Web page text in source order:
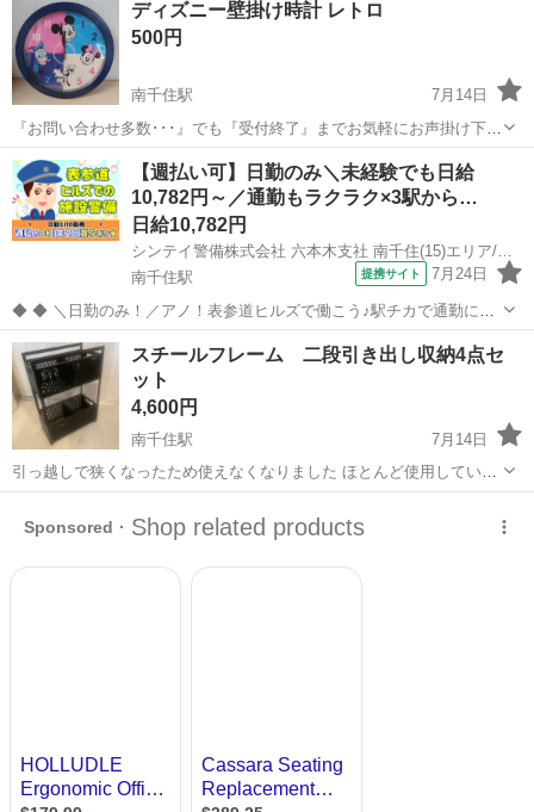
で、リビングや寝室に合わせやすいタイプです。 【サイズ】 幅100×
丈178cm...
ディズニー壁掛け時計 レトロ
500円
南千住駅
7月14日
『お問い合わせ多数･･･』でも『受付終了』までお気軽にお声掛け下さ
い🤗 ご覧頂きありがとうございます ご希望の方はプロフより受け渡し
方法お選び下さいませ ～～～～～～～～～～～～～～～～～～～ 盤面
色褪せ、小傷あり 参...
東京 台東区 南千住駅 時計 レトロ
【週払い可】日勤のみ＼未経験でも日給
10,782円～／通勤もラクラク×3駅から…
日給10,782円
シンテイ警備株式会社 六本木支社 南千住(15)エリア/A3203200117
南千住駅
提携サイト 7月24日
◆ ◆ ＼日勤のみ！／アノ！表参道ヒルズで働こう♪駅チカで通勤にも
便利な好立地 表参道ヒルズの安全を守るお仕事！ 3パターンの勤務時
間のいずれも 21:00まで＆2hの休憩があるから しっかり休めて負担少
なめです♪ ＼...
東京 荒川区
スチールフレーム 二段引き出し収納4点セ
ット
4,600円
南千住駅
7月14日
引っ越しで狭くなったため使えなくなりました ほとんど使用していな
かったので大変綺麗です 2点の場合2,500円 1点の場合 1,500円
W16×D32×H46cm フレームはスチール製 引き出し（仕切り付き）プ